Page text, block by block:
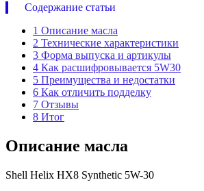
Содержание статьи
1 Описание масла
2 Технические характеристики
3 Форма выпуска и артикулы
4 Как расшифровывается 5W30
5 Преимущества и недостатки
6 Как отличить подделку
7 Отзывы
8 Итог
Описание масла
Shell Helix HX8 Synthetic 5W-30